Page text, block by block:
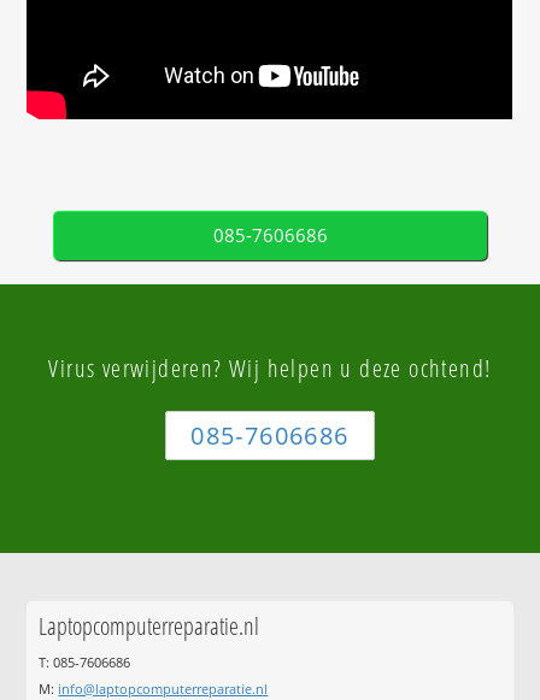
085-7606686
Virus verwijderen? Wij helpen u deze ochtend!
085-7606686
Laptopcomputerreparatie.nl
T: 085-7606686
M: info@laptopcomputerreparatie.nl